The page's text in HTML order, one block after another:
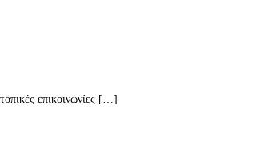
επικοινωνίες […]